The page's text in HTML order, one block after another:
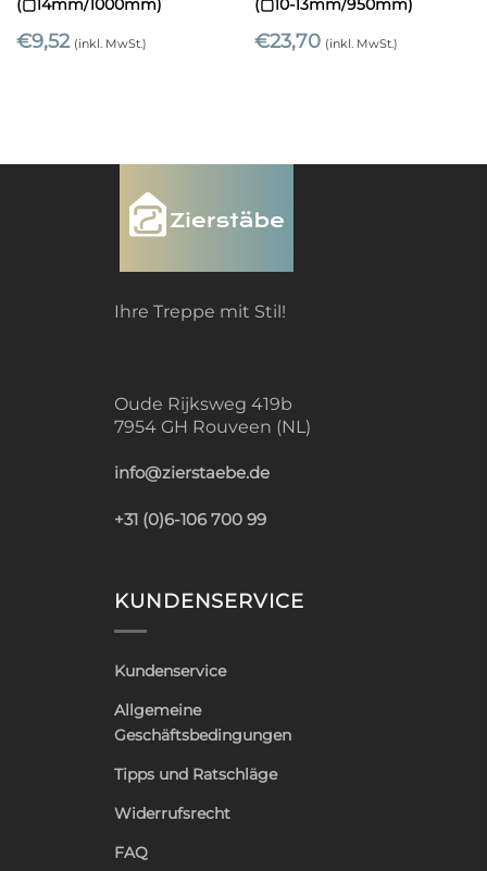
(▢14mm/1000mm)
€9,52 (inkl. MwSt.)
(▢10-13mm/950mm)
€23,70 (inkl. MwSt.)
Ihre Treppe mit Stil!
Oude Rijksweg 419b
7954 GH Rouveen (NL)
info@zierstaebe.de
+31 (0)6-106 700 99
KUNDENSERVICE
Kundenservice
Allgemeine
Geschäftsbedingungen
Tipps und Ratschläge
Widerrufsrecht
FAQ